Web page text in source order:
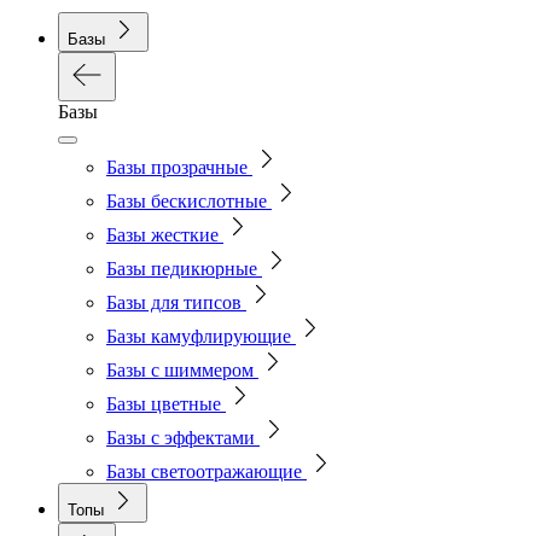
Базы
Базы
Базы прозрачные
Базы бескислотные
Базы жесткие
Базы педикюрные
Базы для типсов
Базы камуфлирующие
Базы с шиммером
Базы цветные
Базы с эффектами
Базы светоотражающие
Топы